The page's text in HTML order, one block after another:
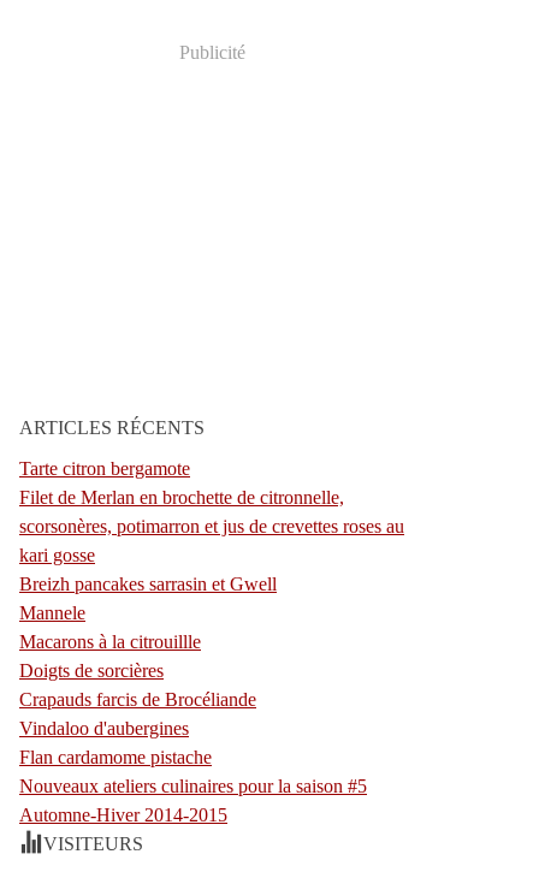
Publicité
ARTICLES RÉCENTS
Tarte citron bergamote
Filet de Merlan en brochette de citronnelle,
scorsonères, potimarron et jus de crevettes roses au
kari gosse
Breizh pancakes sarrasin et Gwell
Mannele
Macarons à la citrouillle
Doigts de sorcières
Crapauds farcis de Brocéliande
Vindaloo d'aubergines
Flan cardamome pistache
Nouveaux ateliers culinaires pour la saison #5
Automne-Hiver 2014-2015
VISITEURS